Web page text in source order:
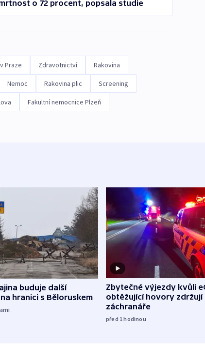
o 72 procent, popsala studie
Praze Zdravotnictví Rakovina
Nemoc Rakovina plic Screening
Fakultní nemocnice Plzeň
buduje další
hranici s Běloruskem
Zbytečné výjezdy kvůli
obtěžující hovory zdržují
záchranáře
před 1hodinou